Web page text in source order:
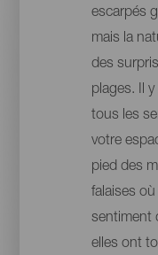
escarpés
mais la
des
plages. Il
tous les
votre
pied des
falaises
sentiment
elles ont